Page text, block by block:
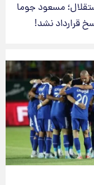
مسعود جوما
قرارداد نشد!